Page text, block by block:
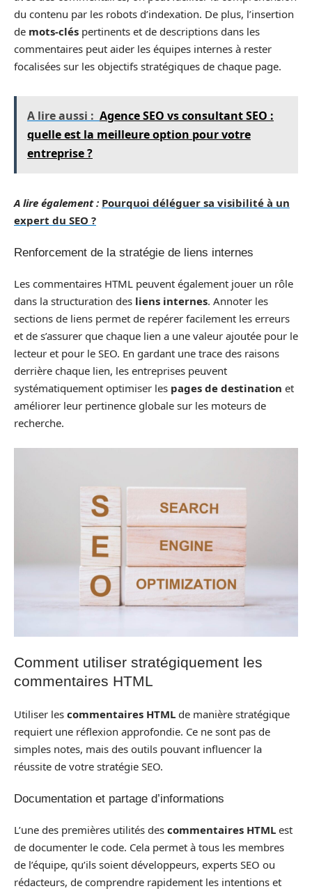
du contenu par les robots d’indexation. De plus, l’insertion
de mots-clés pertinents et de descriptions dans les
commentaires peut aider les équipes internes à rester
focalisées sur les objectifs stratégiques de chaque page.
A lire aussi : Agence SEO vs consultant SEO :
quelle est la meilleure option pour votre
entreprise ?
A lire également : Pourquoi déléguer sa visibilité à un
expert du SEO ?
Renforcement de la stratégie de liens internes
Les commentaires HTML peuvent également jouer un rôle
dans la structuration des liens internes. Annoter les
sections de liens permet de repérer facilement les erreurs
et de s’assurer que chaque lien a une valeur ajoutée pour le
lecteur et pour le SEO. En gardant une trace des raisons
derrière chaque lien, les entreprises peuvent
systématiquement optimiser les pages de destination et
améliorer leur pertinence globale sur les moteurs de
recherche.
Comment utiliser stratégiquement les
commentaires HTML
Utiliser les commentaires HTML de manière stratégique
requiert une réflexion approfondie. Ce ne sont pas de
simples notes, mais des outils pouvant influencer la
réussite de votre stratégie SEO.
Documentation et partage d’informations
L’une des premières utilités des commentaires HTML est
de documenter le code. Cela permet à tous les membres
de l’équipe, qu’ils soient développeurs, experts SEO ou
rédacteurs, de comprendre rapidement les intentions et